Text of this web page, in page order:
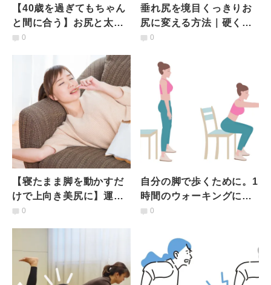
【40歳を過ぎてもちゃん
と間に合う】お尻と太も
もの境目復活！ヒップラ
0
垂れ尻を境目くっきりお
尻に変える方法｜硬くな
った臀筋群を気持ちよく
チ」
0
【寝たまま脚を動かすだ
けで上向き美尻に】運動
嫌い・時間がない人のた
0
自分の脚で歩くために。1
時間のウォーキングに匹
敵！60歳から始める脚力
0